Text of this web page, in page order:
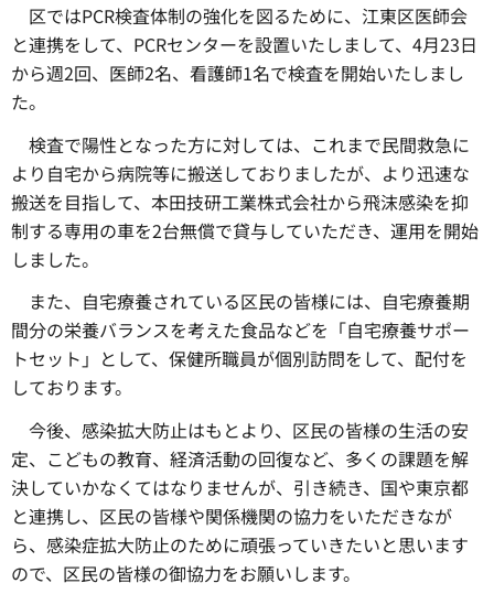
区ではPCR検査体制の強化を図るために、江東区医師会
と連携をして、PCRセンターを設置いたしまして、4月23日
から週2回、医師2名、看護師1名で検査を開始いたしまし
た。
検査で陽性となった方に対しては、これまで民間救急に
より自宅から病院等に搬送しておりましたが、より迅速な
搬送を目指して、本田技研工業株式会社から飛沫感染を抑
制する専用の車を2台無償で貸与していただき、運用を開始
しました。
また、自宅療養されている区民の皆様には、自宅療養期
間分の栄養バランスを考えた食品などを「自宅療養サポー
トセット」として、保健所職員が個別訪問をして、配付を
しております。
今後、感染拡大防止はもとより、区民の皆様の生活の安
定、こどもの教育、経済活動の回復など、多くの課題を解
決していかなくてはなりませんが、引き続き、国や東京都
と連携し、区民の皆様や関係機関の協力をいただきなが
ら、感染症拡大防止のために頑張っていきたいと思います
ので、区民の皆様の御協力をお願いします。